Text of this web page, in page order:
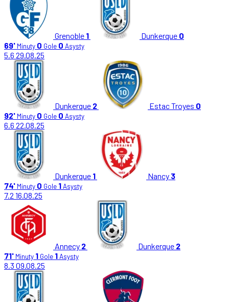
Grenoble 1 Dunkerque 0
69' Minuty 0 Gole 0 Asysty
5.6 29.08.25
Dunkerque 2 Estac Troyes 0
92' Minuty 0 Gole 0 Asysty
6.6 22.08.25
Dunkerque 1 Nancy 3
74' Minuty 0 Gole 1Asysty
7.2 16.08.25
Annecy 2 Dunkerque 2
71' Minuty 1 Gole 1Asysty
8.3 09.08.25